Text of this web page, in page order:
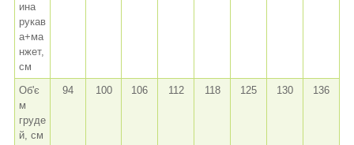
ина
рукав
а+ма
нжет,
см
Об'є
м
груде
й, см
94 100 106 112 118 125 130 136